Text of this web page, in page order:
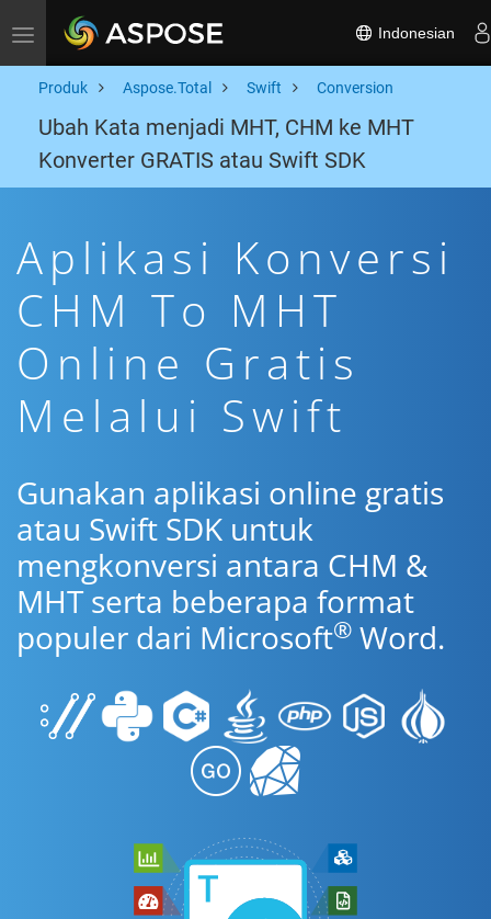
Toggle navigation Indonesian
Produk Aspose.Total Swift Conversion
Ubah Kata menjadi MHT, CHM ke MHT
Konverter GRATIS atau Swift SDK
Aplikasi Konversi
CHM To MHT
Online Gratis
Melalui Swift
Gunakan aplikasi online gratis
atau Swift SDK untuk
mengkonversi antara CHM &
MHT serta beberapa format
populer dari Microsoft® Word.